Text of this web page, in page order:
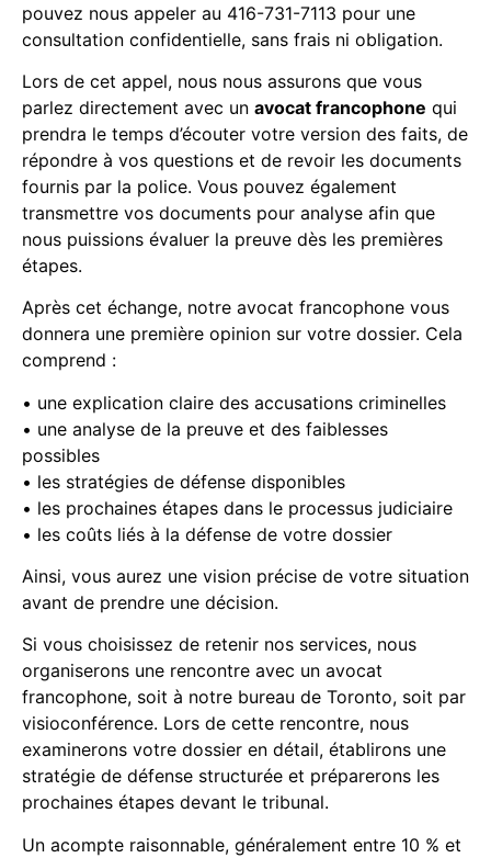
pouvez nous appeler au 416-731-7113 pour une
consultation confidentielle, sans frais ni obligation.
Lors de cet appel, nous nous assurons que vous
parlez directement avec un avocat francophone qui
prendra le temps d’écouter votre version des faits, de
répondre à vos questions et de revoir les documents
fournis par la police. Vous pouvez également
transmettre vos documents pour analyse afin que
nous puissions évaluer la preuve dès les premières
étapes.
Après cet échange, notre avocat francophone vous
donnera une première opinion sur votre dossier. Cela
comprend :
• une explication claire des accusations criminelles
• une analyse de la preuve et des faiblesses
possibles
• les stratégies de défense disponibles
• les prochaines étapes dans le processus judiciaire
• les coûts liés à la défense de votre dossier
Ainsi, vous aurez une vision précise de votre situation
avant de prendre une décision.
Si vous choisissez de retenir nos services, nous
organiserons une rencontre avec un avocat
francophone, soit à notre bureau de Toronto, soit par
visioconférence. Lors de cette rencontre, nous
examinerons votre dossier en détail, établirons une
stratégie de défense structurée et préparerons les
prochaines étapes devant le tribunal.
Un acompte raisonnable, généralement entre 10 % et